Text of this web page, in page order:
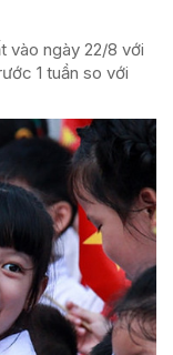
vào ngày 22/8 với
1 tuần so với